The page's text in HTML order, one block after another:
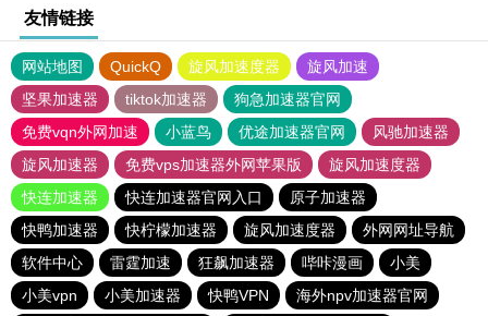
友情链接
网站地图 QuickQ 旋风加速度器
旋风加速
坚果加速器
tiktok加速器
狗急加速器官网
免费vqn外网加速
小蓝鸟 优途加速器官网
风驰加速器
旋风加速器
免费vps加速器外网苹果版
旋风加速度器
快连加速器
快连加速器官网入口
原子加速器
快鸭加速器
快柠檬加速器 旋风加速度器
外网网址导航
软件中心
雷霆加速 狂飙加速器 哔咔漫画
小美
小美vpn
小美加速器 快鸭VPN
海外npv加速器官网